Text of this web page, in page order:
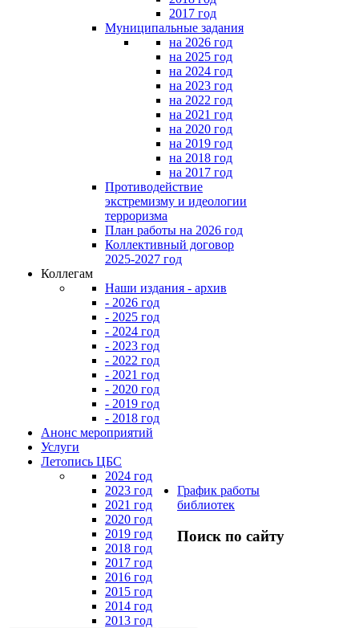
2017 год
Муниципальные задания
на 2026 год
на 2025 год
на 2024 год
на 2023 год
на 2022 год
на 2021 год
на 2020 год
на 2019 год
на 2018 год
на 2017 год
Противодействие
экстремизму и идеологии
терроризма
План работы на 2026 год
Коллективный договор
2025-2027 год
Коллегам
Наши издания - архив
- 2026 год
- 2025 год
- 2024 год
- 2023 год
- 2022 год
- 2021 год
- 2020 год
- 2019 год
- 2018 год
Анонс мероприятий
Услуги
Летопись ЦБС
2024 год
2023 год
2021 год
2020 год
2019 год
2018 год
2017 год
2016 год
2015 год
2014 год
2013 год
График работы
библиотек
Поиск по сайту